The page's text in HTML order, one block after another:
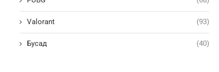
Valorant (93)
Бусад (40)